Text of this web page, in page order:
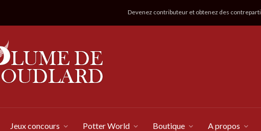
Devenez contributeur et obtenez des
Jeux concours Potter World Boutique A propos